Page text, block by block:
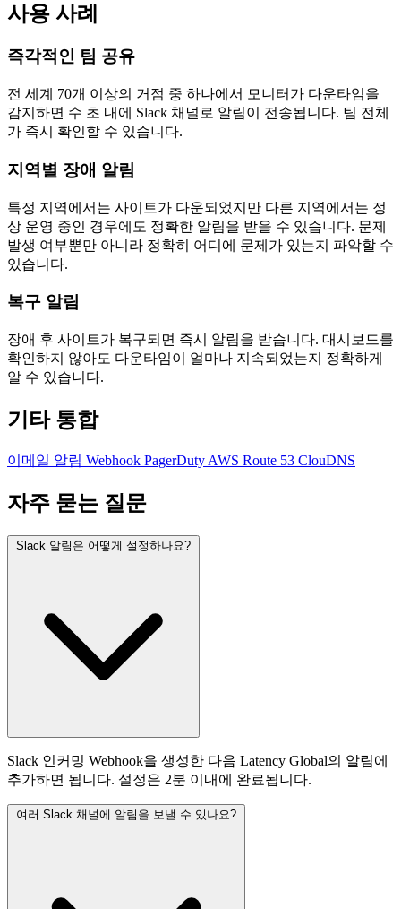
사용 사례
즉각적인 팀 공유
전 세계 70개 이상의 거점 중 하나에서 모니터가 다운타임을
감지하면 수 초 내에 Slack 채널로 알림이 전송됩니다. 팀 전체
가 즉시 확인할 수 있습니다.
지역별 장애 알림
특정 지역에서는 사이트가 다운되었지만 다른 지역에서는 정
상 운영 중인 경우에도 정확한 알림을 받을 수 있습니다. 문제
발생 여부뿐만 아니라 정확히 어디에 문제가 있는지 파악할 수
있습니다.
복구 알림
장애 후 사이트가 복구되면 즉시 알림을 받습니다. 대시보드를
확인하지 않아도 다운타임이 얼마나 지속되었는지 정확하게
알 수 있습니다.
기타 통합
이메일 알림 Webhook PagerDuty AWS Route 53 ClouDNS
자주 묻는 질문
Slack 알림은 어떻게 설정하나요?
Slack 인커밍 Webhook을 생성한 다음 Latency Global의 알림에
추가하면 됩니다. 설정은 2분 이내에 완료됩니다.
여러 Slack 채널에 알림을 보낼 수 있나요?